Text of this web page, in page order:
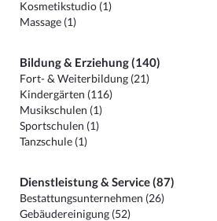
Kosmetikstudio (1)
Massage (1)
Bildung & Erziehung (140)
Fort- & Weiterbildung (21)
Kindergärten (116)
Musikschulen (1)
Sportschulen (1)
Tanzschule (1)
Dienstleistung & Service (87)
Bestattungsunternehmen (26)
Gebäudereinigung (52)